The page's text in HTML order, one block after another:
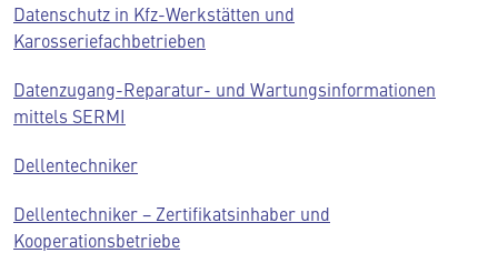
Datenschutz in Kfz-Werkstätten und
Karosseriefachbetrieben
Datenzugang-Reparatur- und Wartungsinformationen
mittels SERMI
Dellentechniker
Dellentechniker − Zertifikatsinhaber und
Kooperationsbetriebe